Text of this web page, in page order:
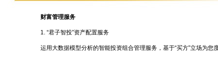
财富管理服务
1. “君子智投”资产配置服务
运用大数据模型分析的智能投资组合管理服务，基于“买方”立场为您